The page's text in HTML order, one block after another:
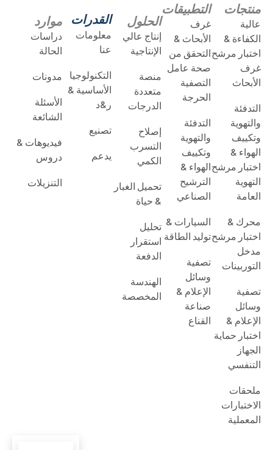
منتجات
عالية
الكفاءة &
اختبار مرشح
غرف
الأبحاث
التدفئة
والتهوية
وتكييف
الهواء &
اختبار مرشح
التهوية
العامة
محرك &
اختبار مرشح
مدخل
التوربينات
تصفية
وسائل
الإعلام &
اختبار حماية
الجهاز
التنفسي
ملحقات
الاختبارات
المعملية
التطبيقات
غرف
الأبحاث &
التحقق من
صحة عامل
التصفية
الحرجة
التدفئة
والتهوية
وتكييف
الهواء &
الترشيح
الصناعي
السيارات &
توليد الطاقة
تصفية
وسائل
الإعلام &
صناعة
القناع
الحلول
إنتاج عالي
الإنتاجية
منصة
متعددة
الدرجات
إصلاح
التسرب
الكمي
تحميل الغبار
& حياة
تحليل
استقرار
الدفعة
الهندسة
المخصصة
القدرات
معلومات
عنا
التكنولوجيا
الأساسية &
ر&د
تصنيع
يدعم
موارد
دراسات
الحالة
مدونات
الأسئلة
الشائعة
فيديوهات &
دروس
التنزيلات